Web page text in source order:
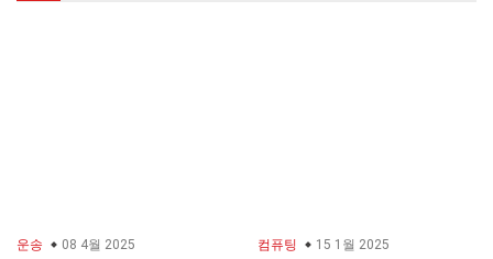
운송 08 4월 2025 컴퓨팅 15 1월 2025